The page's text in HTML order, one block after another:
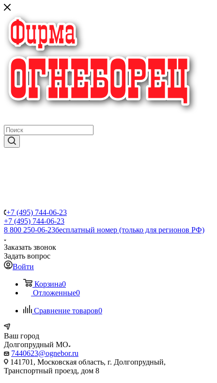
+7 (495) 744-06-23
+7 (495) 744-06-23
8 800 250-06-23бесплатный номер (только для регионов РФ)
Заказать звонок
Задать вопрос
Войти
Корзина0
Отложенные0
Сравнение товаров0
Ваш город
Долгопрудный МО
7440623@ognebor.ru
141701, Московская область, г. Долгопрудный,
Транспортный проезд, дом 8